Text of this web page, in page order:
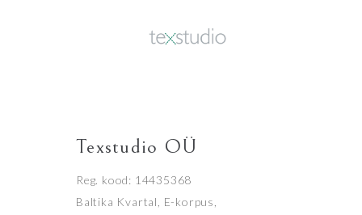
Texstudio OÜ
Reg. kood: 14435368
Baltika Kvartal, E-korpus,